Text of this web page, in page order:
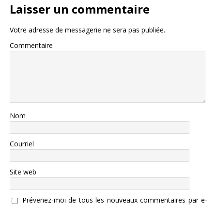
Laisser un commentaire
Votre adresse de messagerie ne sera pas publiée.
Commentaire
Nom
Courriel
Site web
Prévenez-moi de tous les nouveaux commentaires par e-